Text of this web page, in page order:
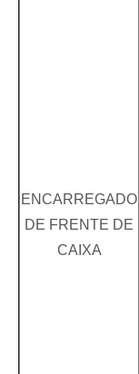
ENCARREGADO
DE FRENTE DE
CAIXA